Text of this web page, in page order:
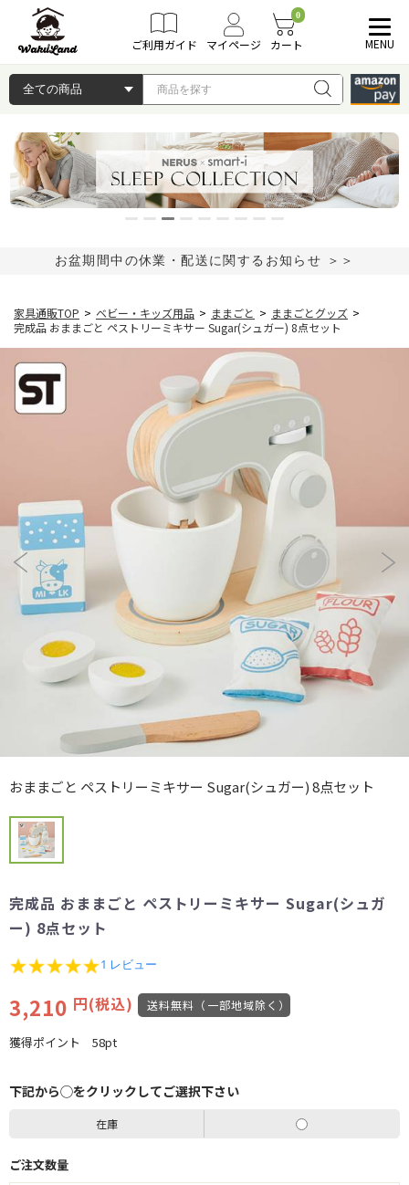
ご利用ガイド マイページ
0
カート MENU
お盆期間中の休業・配送に関するお知らせ ＞＞
家具通販TOP > ベビー・キッズ用品 > ままごと > ままごとグッズ >
完成品 おままごと ペストリーミキサー Sugar(シュガー) 8点セット
おままごと ペストリーミキサー Sugar(シュガー) 8点セット
完成品 おままごと ペストリーミキサー Sugar(シュガ
ー) 8点セット
5.0
rating
1 レビュー
3,210 円(税込) 送料無料（一部地域除く）
獲得ポイント 58pt
下記から◯をクリックしてご選択下さい
在庫
ご注文数量